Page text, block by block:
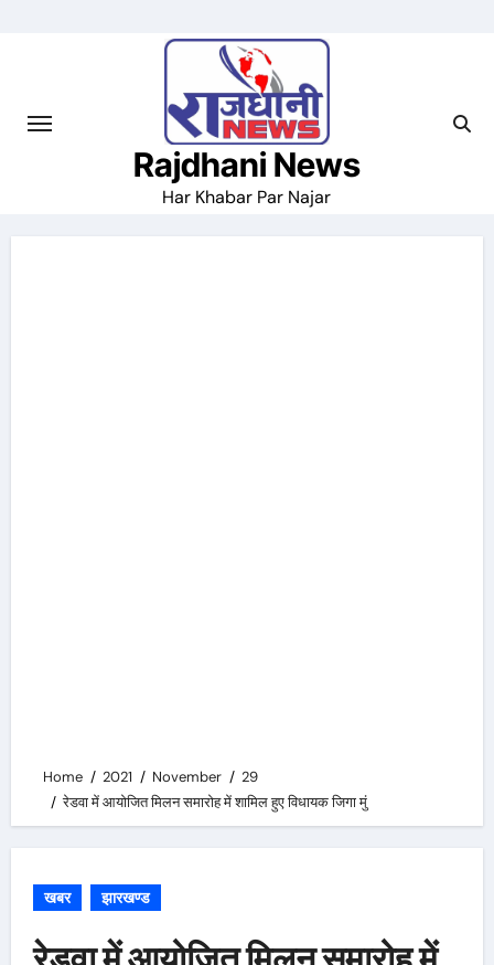
Rajdhani News
Har Khabar Par Najar
Home 2021 November
29
रेडवा में आयोजित मिलन समारोह में शामिल हुए विधायक जिगा मुं
खबर झारखण्ड